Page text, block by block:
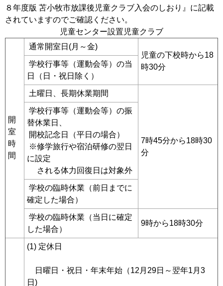
８年度版 苫小牧市放課後児童クラブ入会のしおり』に記載
されていますのでご確認ください。
児童センター設置児童クラブ
開
室
時
間
通常開室日(月～金)
児童の下校時から18
時30分
学校行事等（運動会等）の当
日（日・祝日除く）
土曜日、長期休業期間
7時45分から18時30
分
学校行事等（運動会等）の振
替休業日、
開校記念日（平日の場合）
※修学旅行や宿泊研修の翌日
に設定
される体力回復日は対象外
学校の臨時休業（前日までに
確定した場合）
学校の臨時休業（当日に確定
した場合）
9時から18時30分
(1) 定休日
日曜日・祝日・年末年始（12月29日～翌年1月3
日)